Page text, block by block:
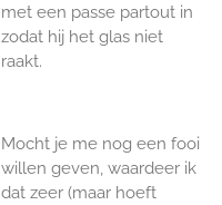
met een passe partout in
zodat hij het glas niet
raakt.
Mocht je me nog een fooi
willen geven, waardeer ik
dat zeer (maar hoeft